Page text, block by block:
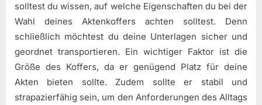
solltest du wissen, auf welche Eigenschaften du bei der
Wahl deines Aktenkoffers achten solltest. Denn
schließlich möchtest du deine Unterlagen sicher und
geordnet transportieren. Ein wichtiger Faktor ist die
Größe des Koffers, da er genügend Platz für deine
Akten bieten sollte. Zudem sollte er stabil und
strapazierfähig sein, um den Anforderungen des Alltags